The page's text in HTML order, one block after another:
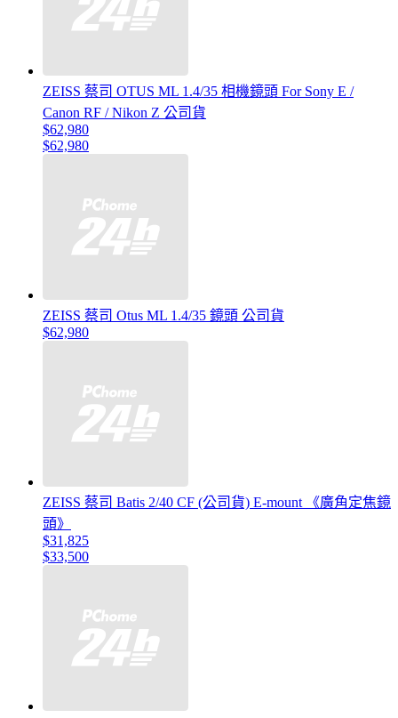
ZEISS 蔡司 OTUS ML 1.4/35 相機鏡頭 For Sony E /
Canon RF / Nikon Z 公司貨
$62,980
$62,980
ZEISS 蔡司 Otus ML 1.4/35 鏡頭 公司貨
$62,980
ZEISS 蔡司 Batis 2/40 CF (公司貨) E-mount 《廣角定焦鏡
頭》
$31,825
$33,500